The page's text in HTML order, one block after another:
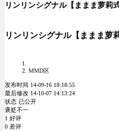
リンリンシグナル【ままま萝莉
リンリンシグナル【ままま萝
MMD区
发布时间 14-09-16 18:18:55
最后修改 14-10-07 14:13:24
状态 已公开
褒贬不一
1 好评
0 差评